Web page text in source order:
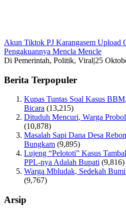
Akun Tiktok PJ Karangasem Upload
Pengakuannya Mencla Mencle
Di Pemerintah, Politik, Viral|25
Berita Terpopuler
Kupas Tuntas Soal Kasus
Bicara (13,215)
Dituduh Mencuri, Warga
(10,878)
Masalah Sapi Dana Desa
Bungkam (9,895)
Lujeng “Pelototi” Kasus
PPL-nya Adalah Bupati (9,816)
Warga Mbludak, Sedekah
(9,767)
Arsip